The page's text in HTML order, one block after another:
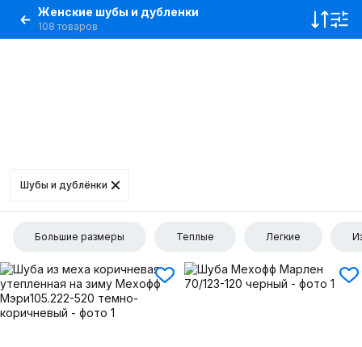
Женские шубы и дубленки
108 товаров
Шубы и дублёнки
Большие размеры Теплые Легкие